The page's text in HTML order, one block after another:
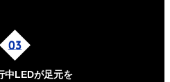
中LEDが足元を